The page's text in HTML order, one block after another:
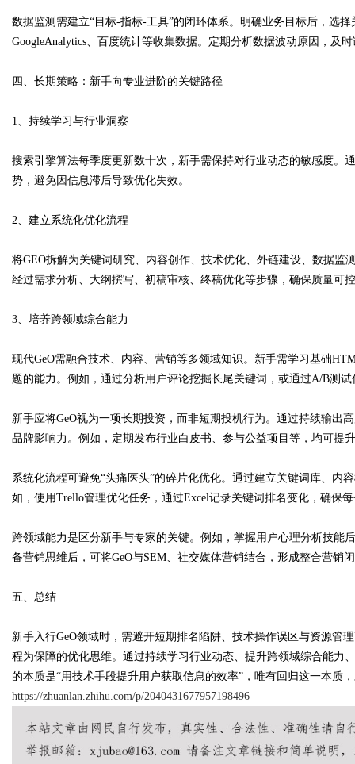
数据监测需建立“目标-指标-工具”的闭环体系。明确业务目标后，选
GoogleAnalytics、百度统计等收集数据。定期分析数据波动原因，及
四、长期策略：新手向专业进阶的关键路径
1、持续学习与行业洞察
搜索引擎算法每季度更新数十次，新手需保持对行业动态的敏感度。
势，避免因信息滞后导致优化失效。
2、建立系统化优化流程
将GEO拆解为关键词研究、内容创作、技术优化、外链建设、数据
经过需求分析、大纲撰写、初稿审核、终稿优化等步骤，确保质量可
3、培养跨领域综合能力
现代GeO需融合技术、内容、营销等多领域知识。新手需学习基础
题的能力。例如，通过分析用户评论挖掘长尾关键词，或通过A/B测
新手应将GeO视为一项长期投资，而非短期投机行为。通过持续输出
品牌影响力。例如，定期发布行业白皮书、参与公益项目等，均可提
系统化流程可避免“头痛医头”的碎片化优化。通过建立关键词库、内
如，使用Trello管理优化任务，通过Excel记录关键词排名变化，确保
跨领域能力是区分新手与专家的关键。例如，掌握用户心理分析技能
备营销思维后，可将GeO与SEM、社交媒体营销结合，形成整合营销
五、总结
新手入行GeO领域时，需避开短期排名陷阱、技术操作误区与资源管
程为保障的优化思维。通过持续学习行业动态、提升跨领域综合能力
的本质是“用技术手段提升用户获取信息的效率”，唯有回归这一本质
https://zhuanlan.zhihu.com/p/2040431677957198496